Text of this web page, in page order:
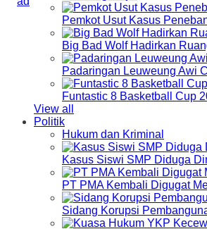
Pemkot Usut Kasus
Big Bad Wolf Hadirkan
Padaringan Leuweung Awi
Funtastic 8 Basketball Cup
View all
Politik
Hukum dan Kriminal
Kasus Siswi SMP Diduga
PT PMA Kembali Digugat
Sidang Korupsi